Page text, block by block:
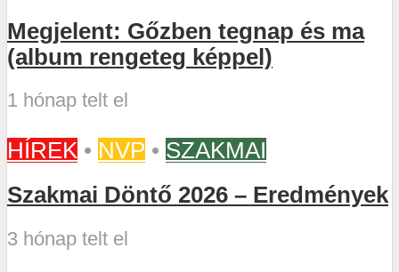
Megjelent: Gőzben tegnap és ma
(album rengeteg képpel)
1 hónap telt el
HÍREK • NVP • SZAKMAI
Szakmai Döntő 2026 – Eredmények
3 hónap telt el